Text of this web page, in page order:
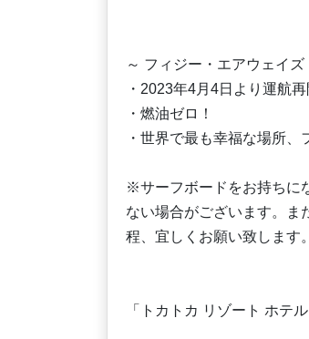
～ フィジー・エアウェイズ
・2023年4月4日より運航
・燃油ゼロ！
・世界で最も幸福な場所
※サーフボードをお持ちに
ない場合がございます。ま
程、宜しくお願い致します。
「トカトカ リゾート ホテ